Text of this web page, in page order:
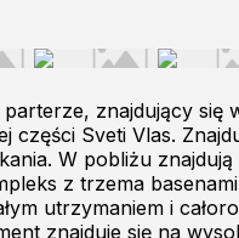
znajdujący się
Sveti Vlas.
W pobliżu
z trzema
utrzymaniem i
znajduje się na